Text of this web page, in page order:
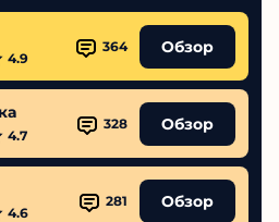
4.9
364 Обзор
4.7
328 Обзор
4.6
281 Обзор